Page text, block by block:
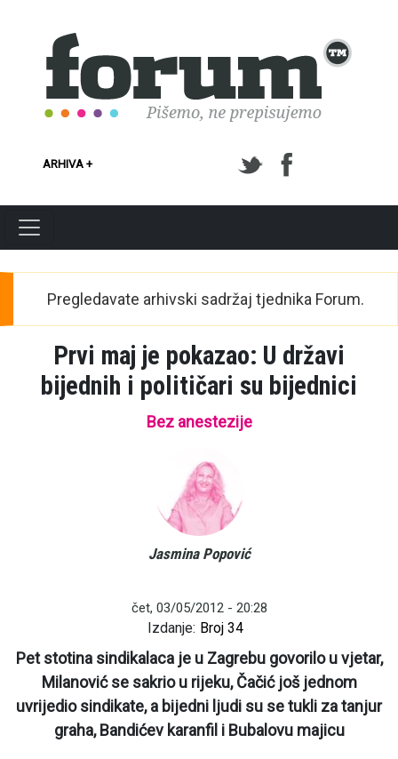
ARHIVA +
Pregledavate arhivski sadržaj tjednika Forum.
Prvi maj je pokazao: U državi
bijednih i političari su bijednici
Bez anestezije
Jasmina Popović
čet, 03/05/2012 - 20:28
Izdanje: Broj 34
Pet stotina sindikalaca je u Zagrebu govorilo u vjetar,
Milanović se sakrio u rijeku, Čačić još jednom
uvrijedio sindikate, a bijedni ljudi su se tukli za tanjur
graha, Bandićev karanfil i Bubalovu majicu